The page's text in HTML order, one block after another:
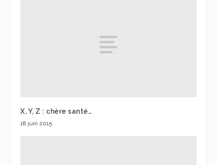
X, Y, Z : chère santé…
18 juin 2015